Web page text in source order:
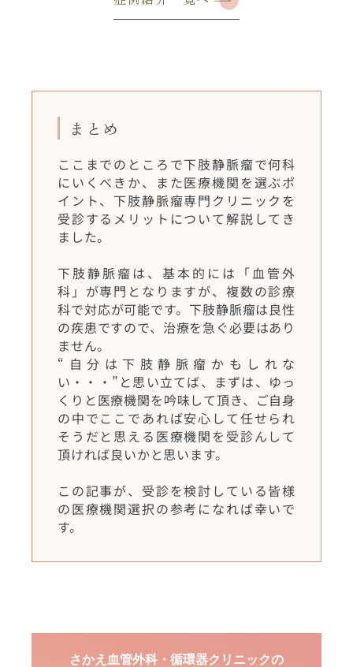
まとめ
ここまでのところで下肢静脈瘤で何科
にいくべきか、また医療機関を選ぶポ
イント、下肢静脈瘤専門クリニックを
受診するメリットについて解説してき
ました。
下肢静脈瘤は、基本的には「血管外
科」が専門となりますが、複数の診療
科で対応が可能です。下肢静脈瘤は良性
の疾患ですので、治療を急ぐ必要はあり
ません。
“自分は下肢静脈瘤かもしれな
い・・・”と思い立てば、まずは、ゆっ
くりと医療機関を吟味して頂き、ご自身
の中でここであれば安心して任せられ
そうだと思える医療機関を受診んして
頂ければ良いかと思います。
この記事が、受診を検討している皆様
の医療機関選択の参考になれば幸いで
す。
さかえ血管外科・循環器クリニックの